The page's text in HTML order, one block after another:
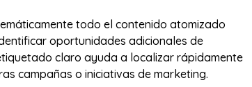
todo el contenido atomizado
oportunidades adicionales de
claro ayuda a localizar rápidamente
campañas o iniciativas de marketing.